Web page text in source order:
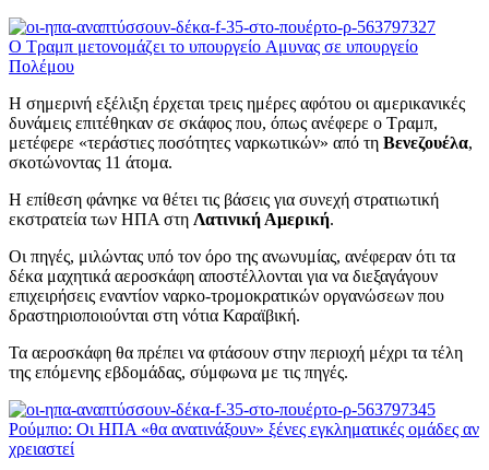
Ο Τραμπ μετονομάζει το υπουργείο Aμυνας σε υπουργείο
Πολέμου
Η σημερινή εξέλιξη έρχεται τρεις ημέρες αφότου οι αμερικανικές
δυνάμεις επιτέθηκαν σε σκάφος που, όπως ανέφερε ο Τραμπ,
μετέφερε «τεράστιες ποσότητες ναρκωτικών» από τη Βενεζουέλα,
σκοτώνοντας 11 άτομα.
Η επίθεση φάνηκε να θέτει τις βάσεις για συνεχή στρατιωτική
εκστρατεία των ΗΠΑ στη Λατινική Αμερική.
Οι πηγές, μιλώντας υπό τον όρο της ανωνυμίας, ανέφεραν ότι τα
δέκα μαχητικά αεροσκάφη αποστέλλονται για να διεξαγάγουν
επιχειρήσεις εναντίον ναρκο-τρομοκρατικών οργανώσεων που
δραστηριοποιούνται στη νότια Καραϊβική.
Τα αεροσκάφη θα πρέπει να φτάσουν στην περιοχή μέχρι τα τέλη
της επόμενης εβδομάδας, σύμφωνα με τις πηγές.
Ρούμπιο: Οι ΗΠΑ «θα ανατινάξουν» ξένες εγκληματικές ομάδες αν
χρειαστεί